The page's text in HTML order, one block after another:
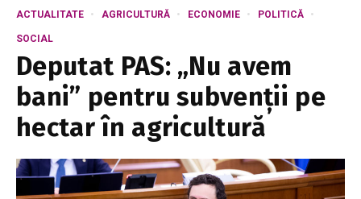
ACTUALITATE AGRICULTURĂ ECONOMIE POLITICĂ
SOCIAL
Deputat PAS: „Nu avem
bani” pentru subvenții pe
hectar în agricultură